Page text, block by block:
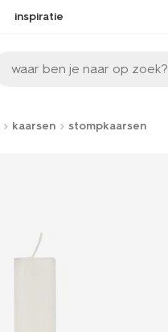
inspiratie
waar ben je naar op zoek?
kaarsen stompkaarsen